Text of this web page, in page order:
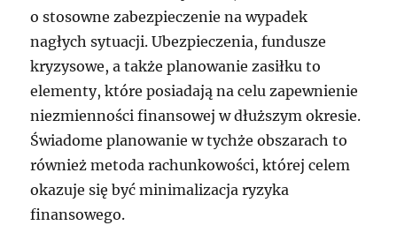
o stosowne zabezpieczenie na wypadek
nagłych sytuacji. Ubezpieczenia, fundusze
kryzysowe, a także planowanie zasiłku to
elementy, które posiadają na celu zapewnienie
niezmienności finansowej w dłuższym okresie.
Świadome planowanie w tychże obszarach to
również metoda rachunkowości, której celem
okazuje się być minimalizacja ryzyka
finansowego.